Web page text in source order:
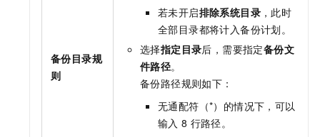
备份目录规
则
若未开启排除系统目录 ，此时
全部目录都将计入备份计划。
选择指定目录后，需要指定备份文
件路径。
备份路径规则如下：
无通配符（*）的情况下，可以
输入 8 行路径。